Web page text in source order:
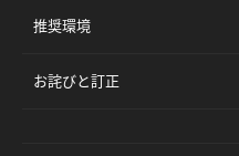
推奨環境
お詫びと訂正